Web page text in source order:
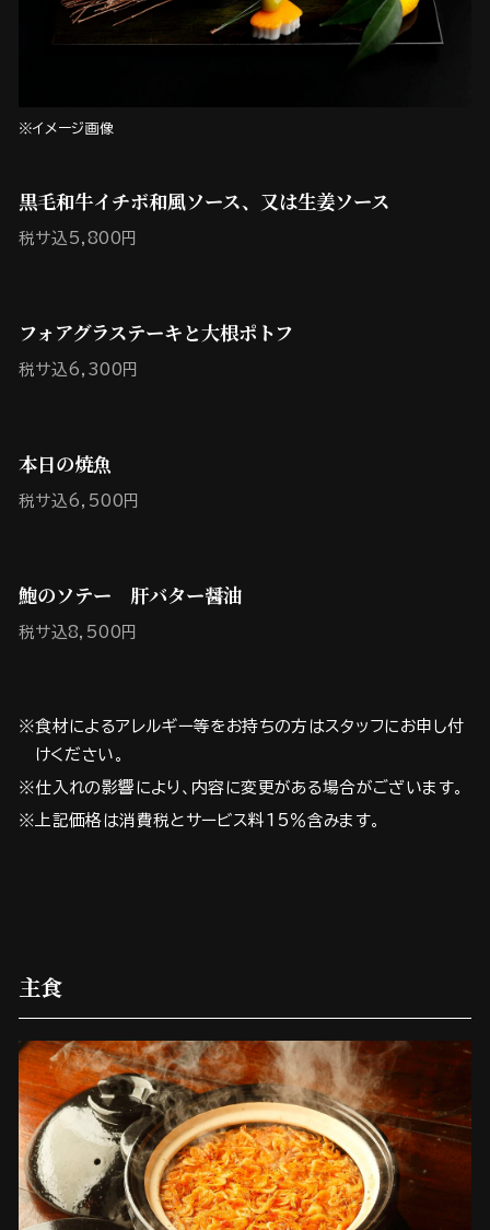
※イメージ画像
黒毛和牛イチボ和風ソース、又は生姜ソース
税サ込5,800円
フォアグラステーキと大根ポトフ
税サ込6,300円
本日の焼魚
税サ込6,500円
鮑のソテー 肝バター醤油
税サ込8,500円
※食材によるアレルギー等をお持ちの方はスタッフにお申し付
けください。
※仕入れの影響により、内容に変更がある場合がございます。
※上記価格は消費税とサービス料15％含みます。
主食